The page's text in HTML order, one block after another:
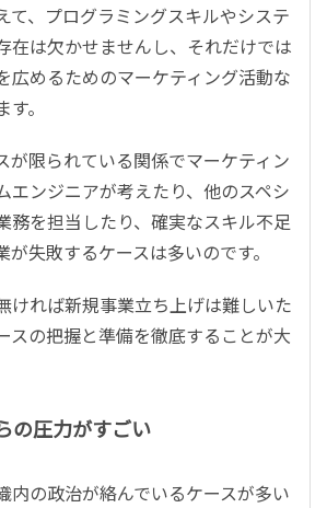
て、プログラミングスキルやシステ
在は欠かせませんし、それだけでは
広めるためのマーケティング活動な
。
が限られている関係でマーケティン
エンジニアが考えたり、他のスペシ
務を担当したり、確実なスキル不足
が失敗するケースは多いのです。
ければ新規事業立ち上げは難しいた
スの把握と準備を徹底することが大
の圧力がすごい
内の政治が絡んでいるケースが多い